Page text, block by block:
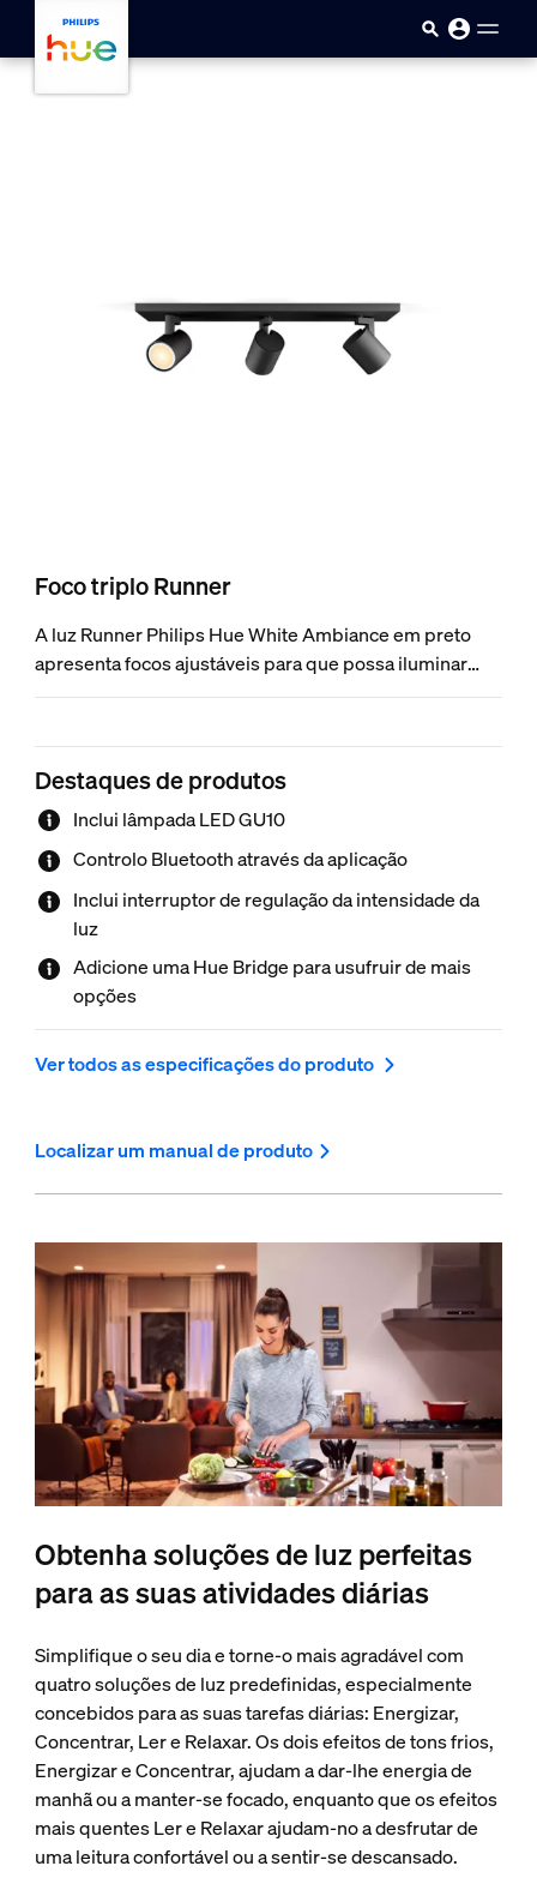
Passar para o conteúdo
Foco triplo Runner
A luz Runner Philips Hue White Ambiance em preto
apresenta focos ajustáveis para que possa iluminar
qualquer canto da divisão com luz branca quente a fria.
diárias e obtenha controlo instantâneo com o Hue
Dimmer switch incluído ou através de Bluetooth.
Adicione uma Hue Bridge para aceder a mais
funcionalidades.
Destaques de produtos
Inclui lâmpada LED GU10
Controlo Bluetooth através da aplicação
Inclui interruptor de regulação da intensidade da
luz
Adicione uma Hue Bridge para usufruir de mais
opções
Ver todos as especificações do produto
Localizar um manual de produto
Obtenha soluções de luz perfeitas
para as suas atividades diárias
Simplifique o seu dia e torne-o mais agradável com
quatro soluções de luz predefinidas, especialmente
concebidos para as suas tarefas diárias: Energizar,
Concentrar, Ler e Relaxar. Os dois efeitos de tons frios,
Energizar e Concentrar, ajudam a dar-lhe energia de
manhã ou a manter-se focado, enquanto que os efeitos
mais quentes Ler e Relaxar ajudam-no a desfrutar de
uma leitura confortável ou a sentir-se descansado.